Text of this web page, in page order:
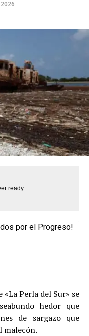
ready...
Perla del Sur» se
hedor que
de sargazo que
malecón.